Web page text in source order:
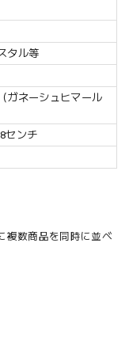
タル等
ガネーシュヒマール
センチ
複数商品を同時に並べ